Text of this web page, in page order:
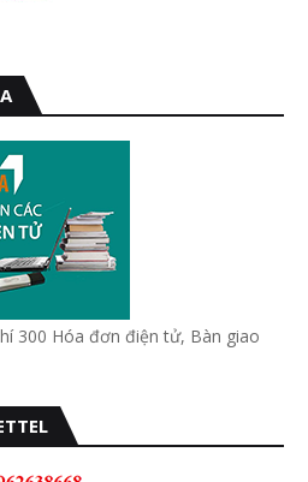
300 Hóa đơn điện tử, Bàn giao